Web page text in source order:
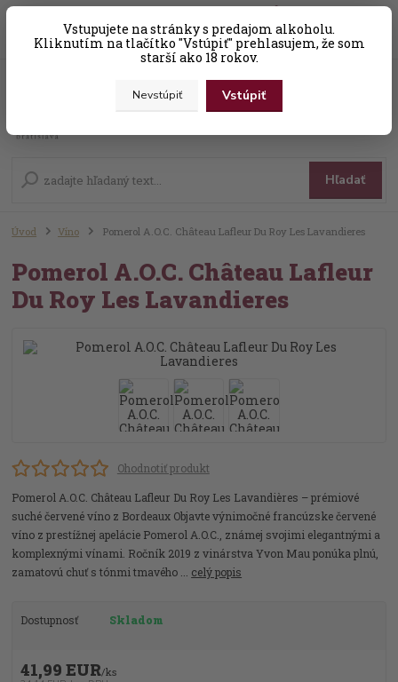
Vstupujete na stránky s predajom alkoholu.
Kliknutím na tlačítko "Vstúpiť" prehlasujem, že som
starší ako 18 rokov.
Nevstúpiť Vstúpiť
Hľadať
+421 (0) 31 56 25 377-8 za0,00 EUR
Úvod Víno Pomerol A.O.C. Château Lafleur Du Roy Les Lavandieres
Pomerol A.O.C. Château Lafleur
Du Roy Les Lavandieres
Ohodnotiť produkt
Pomerol A.O.C. Château Lafleur Du Roy Les Lavandières – prémiové
suché červené víno z Bordeaux Objavte výnimočné francúzske červené
víno z prestížnej apelácie Pomerol A.O.C., známej svojimi elegantnými a
komplexnými vínami. Ročník 2019 z vinárstva Yvon Mau ponúka plnú,
zamatovú chuť s tónmi tmavého ... celý popis
Dostupnosť Skladom
41,99 EUR/ks